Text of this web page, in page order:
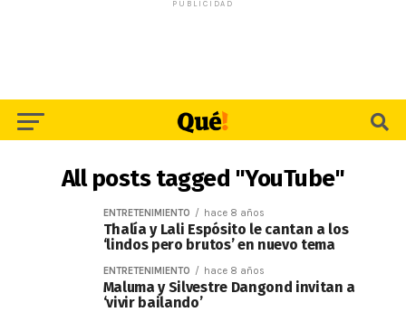
PUBLICIDAD
All posts tagged "YouTube"
ENTRETENIMIENTO hace 8 años
Thalía y Lali Espósito le cantan a los
‘lindos pero brutos’ en nuevo tema
ENTRETENIMIENTO hace 8 años
Maluma y Silvestre Dangond invitan a
‘vivir bailando’